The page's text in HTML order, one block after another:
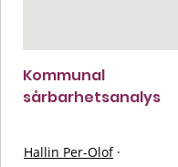
Kommunal
sårbarhetsanalys
Hallin Per-Olof ·